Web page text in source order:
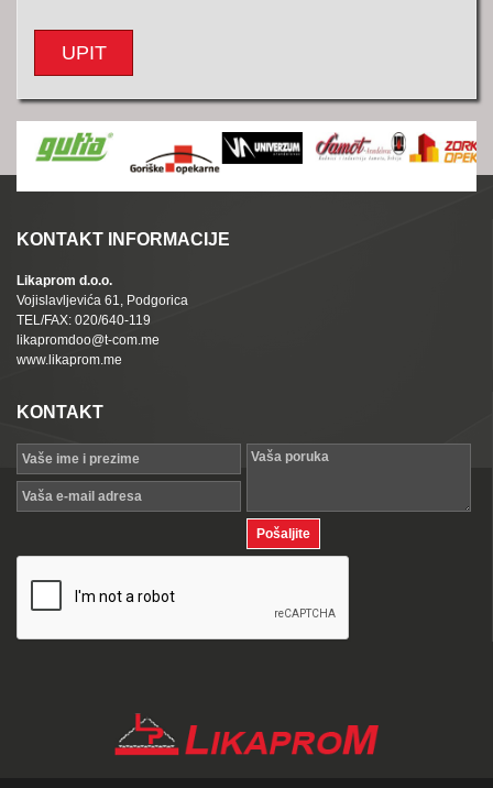
UPIT
KONTAKT INFORMACIJE
Likaprom d.o.o.
Vojislavljevića 61, Podgorica
TEL/FAX: 020/640-119
likapromdoo@t-com.me
www.likaprom.me
KONTAKT